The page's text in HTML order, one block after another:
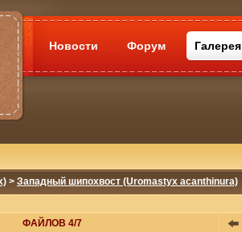
Новости Форум Галерея
> Западный шипохвост (Uromastyx acanthinura)
ФАЙЛОВ 4/7